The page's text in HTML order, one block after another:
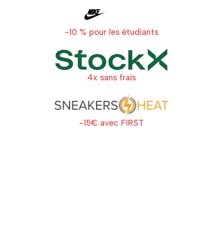
-10 % pour les étudiants
4x sans frais
-15€ avec FIRST